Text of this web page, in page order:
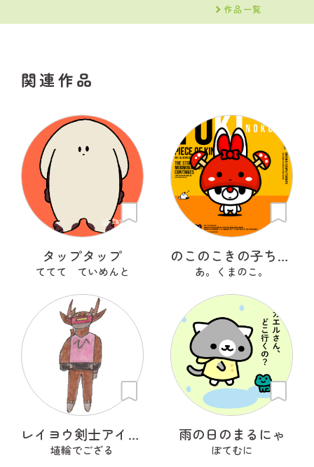
作品一覧
関連作品
タップタップ
ててて ていめんと
のこのこきの子ちゃん
あ。くまのこ。
レイヨウ剣士アイベクサー
埴輪でござる
雨の日のまるにゃ
ぽてむに